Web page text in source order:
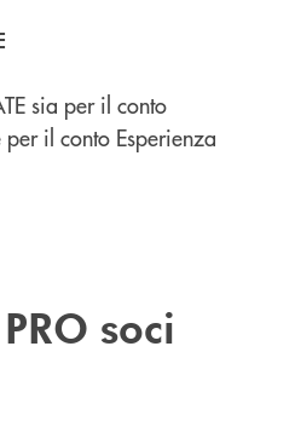
sia per il conto
per il conto Esperienza
soci